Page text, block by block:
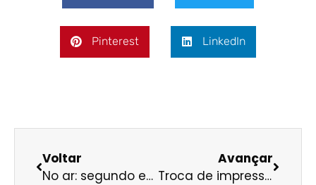
Pinterest LinkedIn
Voltar
No ar: segundo episódio do podcast Infraestrutura Sustentável
Avançar
Troca de impressões e aprendizados marca primeiro dia de Plenária